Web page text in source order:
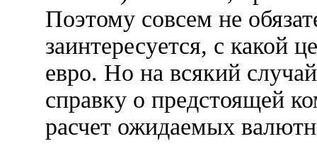
Поэтому совсем не
заинтересуется, с какой
евро. Но на всякий
справку о предстоящей
расчет ожидаемых